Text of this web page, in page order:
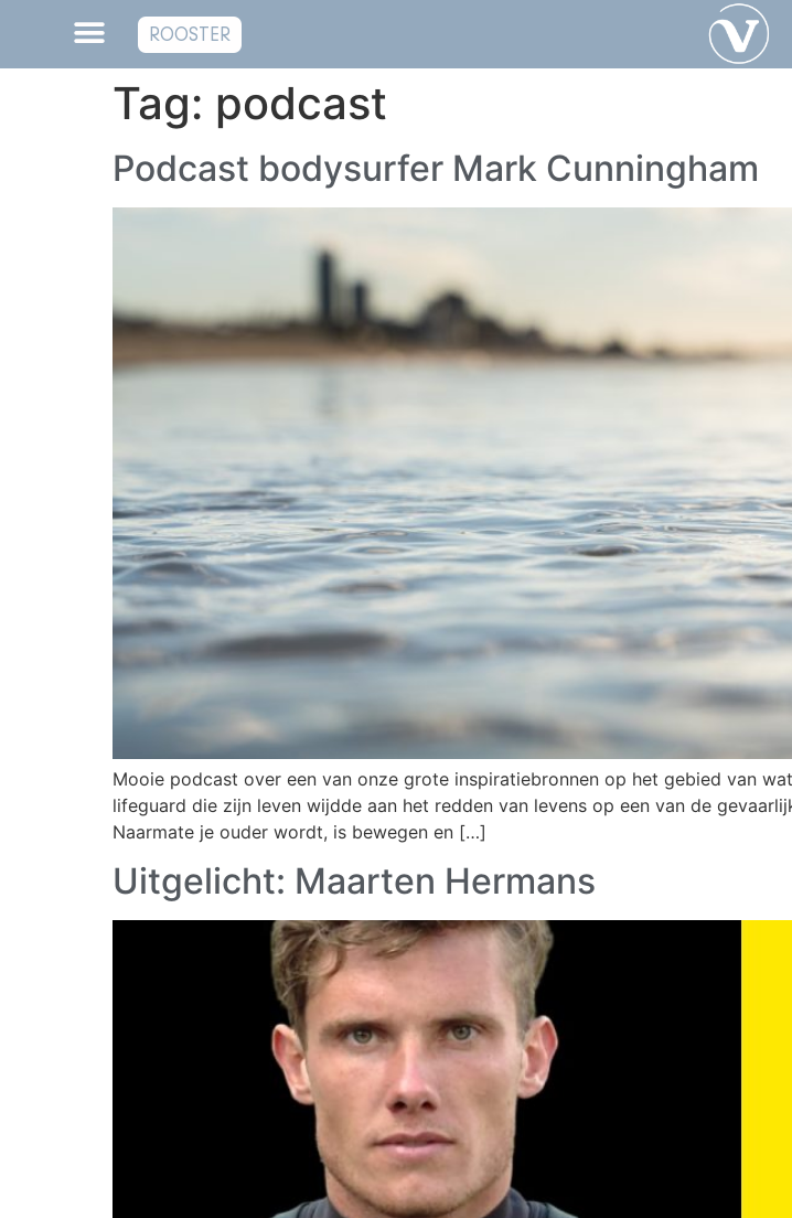
ROOSTER
Tag: podcast
Podcast bodysurfer Mark Cunningham
Mooie podcast over een van onze grote inspiratiebronnen op het gebied van
lifeguard die zijn leven wijdde aan het redden van levens op een van de
Naarmate je ouder wordt, is bewegen en […]
Uitgelicht: Maarten Hermans